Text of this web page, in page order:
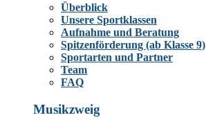
Überblick
Unsere Sportklassen
Aufnahme und Beratung
Spitzenförderung (ab Klasse 9)
Sportarten und Partner
Team
FAQ
Musikzweig